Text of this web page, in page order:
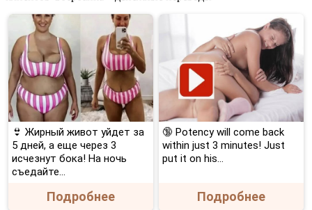
👙 Жирный живот уйдет за
5 дней, а еще через 3
исчезнут бока! На ночь
съедайте...
Подробнее
🔞 Potency will come back
within just 3 minutes! Just
put it on his…
Подробнее